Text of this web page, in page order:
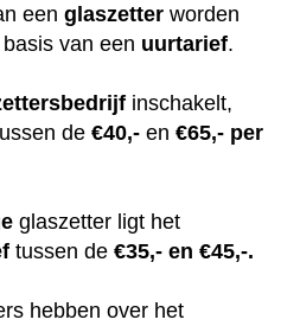
een glaszetter worden
van een uurtarief.
inschakelt,
de €40,- en €65,- per
glaszetter ligt het
tussen de €35,- en €45,-.
hebben over het